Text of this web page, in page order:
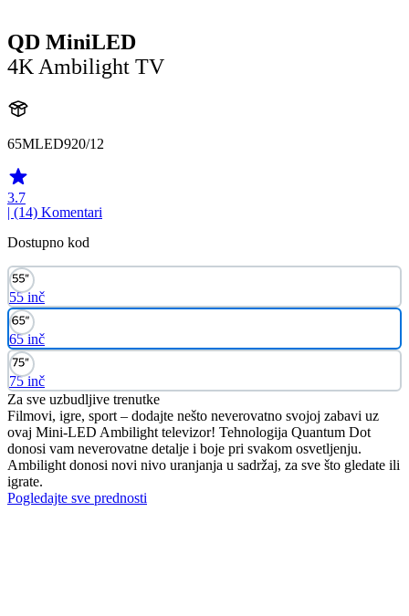
QD MiniLED
4K Ambilight TV
65MLED920/12
3.7
| (14) Komentari
Dostupno kod
55 inč
65 inč
75 inč
Za sve uzbudljive trenutke
Filmovi, igre, sport – dodajte nešto neverovatno svojoj zabavi uz
ovaj Mini-LED Ambilight televizor! Tehnologija Quantum Dot
donosi vam neverovatne detalje i boje pri svakom osvetljenju.
Ambilight donosi novi nivo uranjanja u sadržaj, za sve što gledate ili
igrate.
Pogledajte sve prednosti